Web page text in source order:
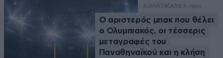
ΑΘΛΗΤΙΚΑ58 λ. πριν
Ο αριστερός μπακ που θέλει
ο Ολυμπιακός, οι τέσσερις
μεταγραφές του
Παναθηναϊκού και η κλήση